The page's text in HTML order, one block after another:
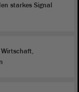
starkes Signal
Wirtschaft,